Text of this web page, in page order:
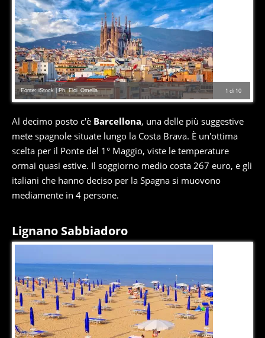
1 di 10
Fonte: iStock | Ph. Eloi_Omella
Al decimo posto c'è Barcellona, una delle più suggestive
mete spagnole situate lungo la Costa Brava. È un'ottima
scelta per il Ponte del 1° Maggio, viste le temperature
ormai quasi estive. Il soggiorno medio costa 267 euro, e gli
italiani che hanno deciso per la Spagna si muovono
mediamente in 4 persone.
Lignano Sabbiadoro